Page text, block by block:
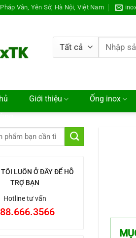
Vân, Yên Sở, Hà Nội, Việt Nam
Tìm
kiếm:
Giới thiệu Ống inox
LUÔN Ở ĐÂY ĐỂ HỖ
TRỢ BẠN
Hotline tư vấn